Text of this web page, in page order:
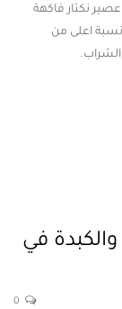
نكتار فاكهة
اعلى من
والكبدة في